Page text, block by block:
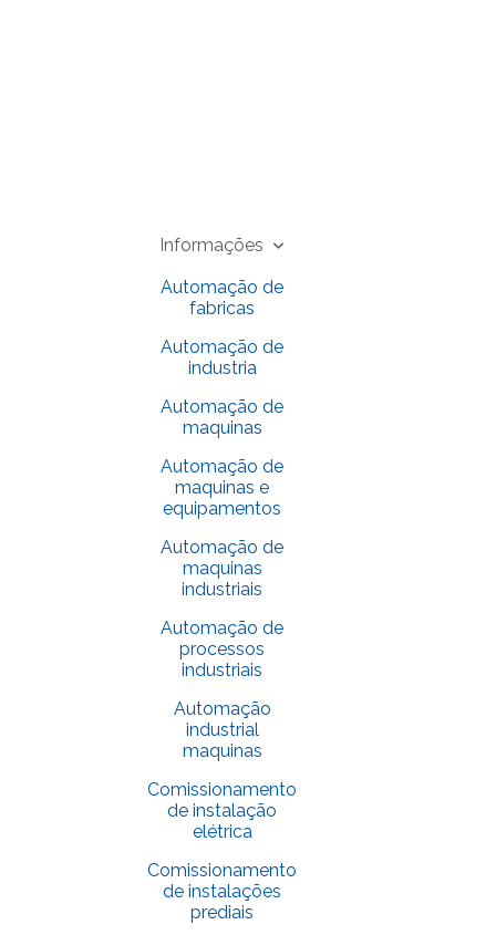
Informações
Automação de
fabricas
Automação de
industria
Automação de
maquinas
Automação de
maquinas e
equipamentos
Automação de
maquinas
industriais
Automação de
processos
industriais
Automação
industrial
maquinas
Comissionamento
de instalação
elétrica
Comissionamento
de instalações
prediais